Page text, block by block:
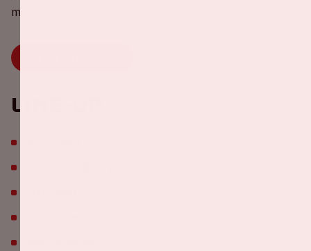
milieu. Druk snel op onderstaande knop.
Line-up